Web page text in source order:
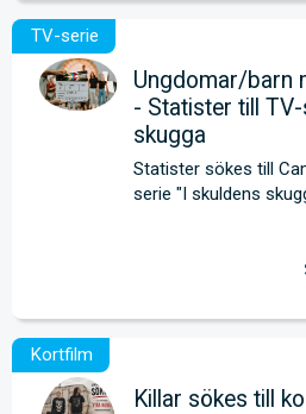
Ungdomar/barn
- Statister till
skugga
Statister sökes till
serie "I skuldens
Killar sökes till